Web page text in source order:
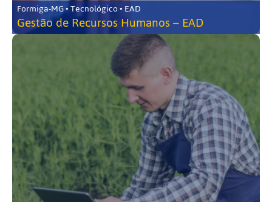
Formiga-MG • Tecnológico • EAD
Gestão de Recursos Humanos – EAD